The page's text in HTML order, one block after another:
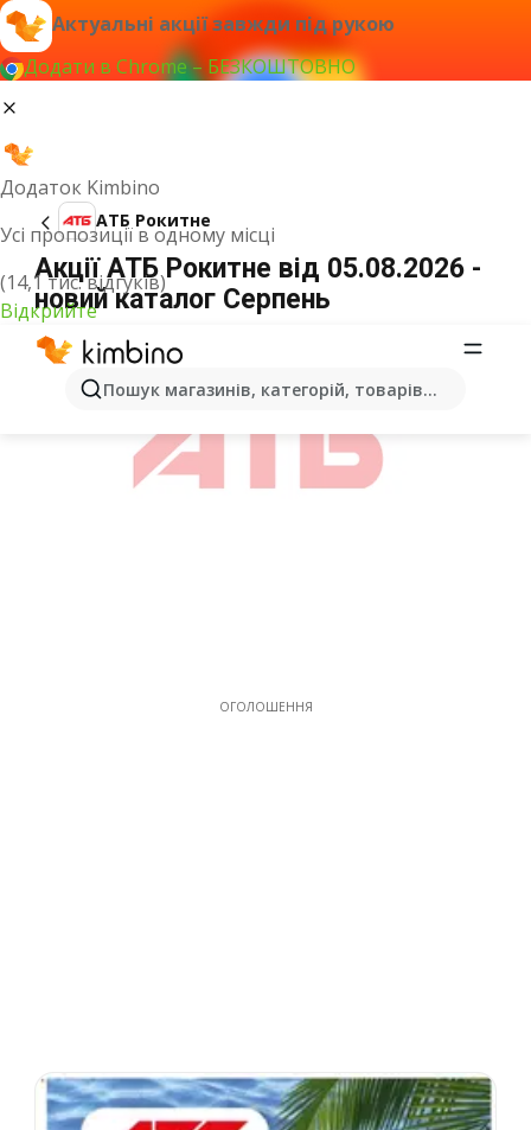
Актуальні акції завжди під рукою
Додати в Chrome – БЕЗКОШТОВНО
Додаток Kimbino
Усі пропозиції в одному місці
(14,1 тис. відгуків)
Відкрийте
Пошук магазинів, категорій, товарів...
АТБ Рокитне
Акції АТБ Рокитне від 05.08.2026 -
новий каталог Серпень
ОГОЛОШЕННЯ